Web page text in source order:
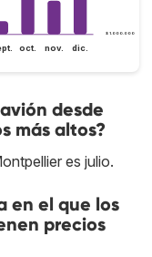
$ 1.000.000
oct. nov. dic.
desde
más altos?
es julio.
en el que los
precios